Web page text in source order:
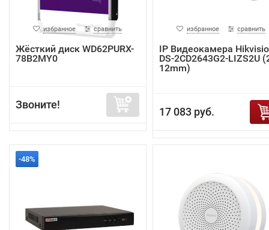
избранное сравнить
Жёсткий диск WD62PURX-
78B2MY0
Звоните!
избранное сравнить
IP Видеокамера
DS-2CD2643G2-LIZS2U
12mm)
17 083 руб.
-48%